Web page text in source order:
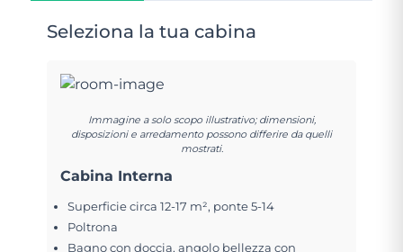
Seleziona la tua cabina
Immagine a solo scopo illustrativo; dimensioni,
disposizioni e arredamento possono differire da quelli
mostrati.
Cabina Interna
Superficie circa 12-17 m², ponte 5-14
Poltrona
Bagno con doccia, angolo bellezza con